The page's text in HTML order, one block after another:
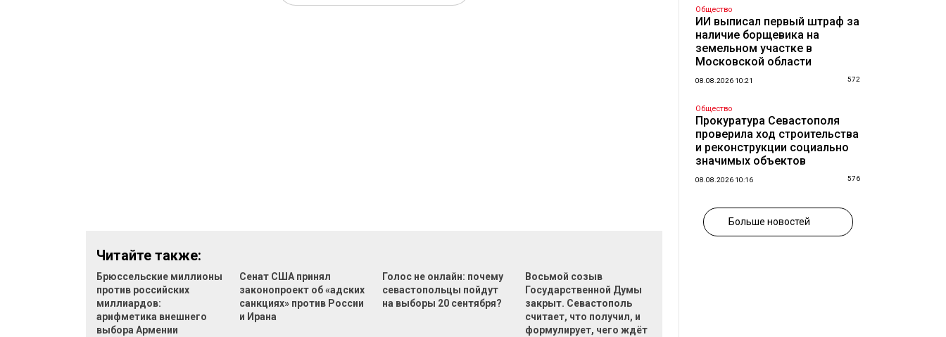
Читайте также:
Брюссельские миллионы
против российских
миллиардов:
арифметика внешнего
выбора Армении
Сенат США принял
законопроект об «адских
санкциях» против России
и Ирана
Голос не онлайн: почему
севастопольцы пойдут
на выборы 20 сентября?
Восьмой созыв
Государственной Думы
закрыт. Севастополь
считает, что получил, и
формулирует, чего ждёт
Общество
ИИ выписал первый штраф за
наличие борщевика на
земельном участке в
Московской области
08.08.2026 10:21 572
Общество
Прокуратура Севастополя
проверила ход строительства
и реконструкции социально
значимых объектов
08.08.2026 10:16 576
Больше новостей